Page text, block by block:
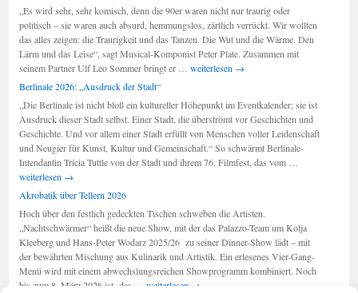
„Es wird sehr, sehr komisch, denn die 90er waren nicht nur traurig oder
politisch – sie waren auch absurd, hemmungslos, zärtlich verrückt. Wir wollten
das alles zeigen: die Traurigkeit und das Tanzen. Die Wut und die Wärme. Den
Lärm und das Leise“, sagt Musical-Komponist Peter Plate. Zusammen mit
seinem Partner Ulf Leo Sommer bringt er … Berlin-
sind
am
Leben“
weiterlesen →
Berlinale 2026: „Ausdruck der Stadt“
„Die Berlinale ist nicht bloß ein kultureller Höhepunkt im Eventkalender; sie ist
Ausdruck dieser Stadt selbst. Einer Stadt, die überströmt vor Geschichten und
Geschichte. Und vor allem einer Stadt erfüllt von Menschen voller Leidenschaft
und Neugier für Kunst, Kultur und Gemeinschaft.“ So schwärmt Berlinale-
Intendantin Tricia Tuttle von der Stadt und ihrem 76. Filmfest, das vom …
weiterlesen →
Akrobatik über Tellern 2026
Hoch über den festlich gedeckten Tischen schweben die Artisten.
„Nachtschwärmer“ heißt die neue Show, mit der das Palazzo-Team um Kolja
Kleeberg und Hans-Peter Wodarz 2025/26 zu seiner Dinner-Show lädt – mit
der bewährten Mischung aus Kulinarik und Artistik. Ein erlesenes Vier-Gang-
Menü wird mit einem abwechslungsreichen Showprogramm kombiniert. Noch
bis zum 8. März 2026 ist das … Akrobatik
weiterlesen →